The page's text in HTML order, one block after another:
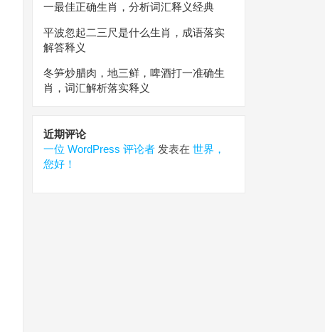
一最佳正确生肖，分析词汇释义经典
平波忽起二三尺是什么生肖，成语落实
解答释义
冬笋炒腊肉，地三鲜，啤酒打一准确生
肖，词汇解析落实释义
近期评论
一位 WordPress 评论者 发表在 世界，
您好！